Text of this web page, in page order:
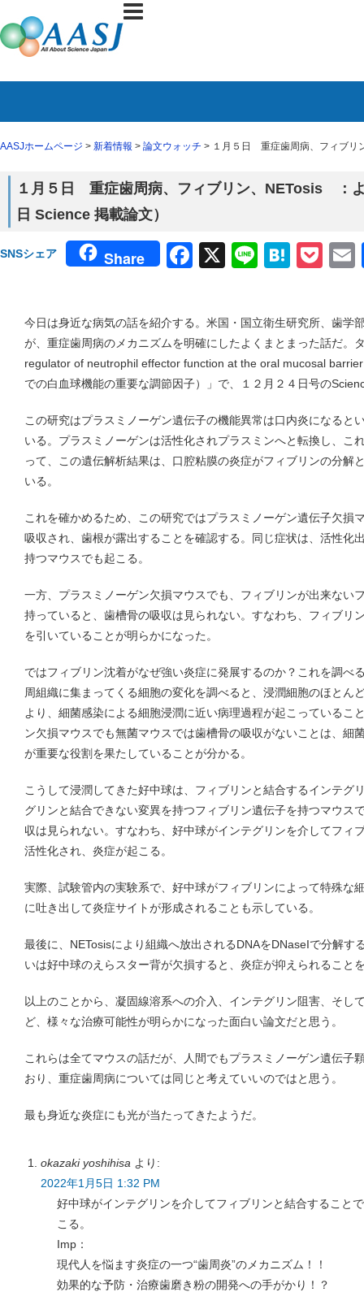
AASJホームページ > 新着情報 > 論文ウォッチ > １月５日 重症歯周病、フィブリ
１月５日 重症歯周病、フィブリン、NETosis ：
日 Science 掲載論文）
SNSシェア Share Facebook
X Line
今日は身近な病気の話を紹介する。米国・国立衛生研究所、歯学
が、重症歯周病のメカニズムを明確にしたよくまとまった話だ。
regulator of neutrophil effector function at the oral mucosal
での白血球機能の重要な調節因子）」で、１２月２４日号の
この研究はプラスミノーゲン遺伝子の機能異常は口内炎になると
いる。プラスミノーゲンは活性化されプラスミンへと転換し、こ
って、この遺伝解析結果は、口腔粘膜の炎症がフィブリンの分解
いる。
これを確かめるため、この研究ではプラスミノーゲン遺伝子欠損
吸収され、歯根が露出することを確認する。同じ症状は、活性化
持つマウスでも起こる。
一方、プラスミノーゲン欠損マウスでも、フィブリンが出来ない
持っていると、歯槽骨の吸収は見られない。すなわち、フィブリ
を引いていることが明らかになった。
ではフィブリン沈着がなぜ強い炎症に発展するのか？これを調べ
周組織に集まってくる細胞の変化を調べると、浸潤細胞のほとん
より、細菌感染による細胞浸潤に近い病理過程が起こっているこ
ン欠損マウスでも無菌マウスでは歯槽骨の吸収がないことは、細
が重要な役割を果たしていることが分かる。
こうして浸潤してきた好中球は、フィブリンと結合するインテグ
グリンと結合できない変異を持つフィブリン遺伝子を持つマウス
収は見られない。すなわち、好中球がインテグリンを介してフィ
活性化され、炎症が起こる。
実際、試験管内の実験系で、好中球がフィブリンによって特殊な
に吐き出して炎症サイトが形成されることも示している。
最後に、NETosisにより組織へ放出されるDNAをDNaseIで分解す
いは好中球のえらスター背が欠損すると、炎症が抑えられること
以上のことから、凝固線溶系への介入、インテグリン阻害、そし
ど、様々な治療可能性が明らかになった面白い論文だと思う。
これらは全てマウスの話だが、人間でもプラスミノーゲン遺伝子
おり、重症歯周病については同じと考えていいのではと思う。
最も身近な炎症にも光が当たってきたようだ。
okazaki yoshihisa より:
2022年1月5日 1:32 PM
好中球がインテグリンを介してフィブリンと結合すること
こる。
Imp：
現代人を悩ます炎症の一つ“歯周炎”のメカニズム！！
効果的な予防・治療歯磨き粉の開発への手がかり！？